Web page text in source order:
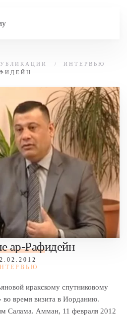
ИНТЕРВЬЮ
ар-Рафидейн
иракскому спутниковому
во время визита в Иорданию.
Салама. Амман, 11 февраля 2012